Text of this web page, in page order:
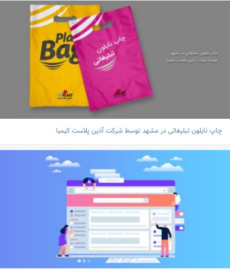
چاپ نایلون تبلیغاتی در مشهد توسط شرکت آذین پلاست کیمیا